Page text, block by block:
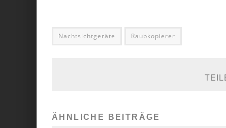
Nachtsichtgeräte Raubkopierer
ÄHNLICHE BEITRÄGE